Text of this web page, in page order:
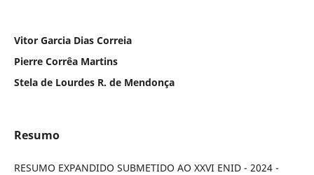
Vitor Garcia Dias Correia
Pierre Corrêa Martins
Stela de Lourdes R. de Mendonça
Resumo
RESUMO EXPANDIDO SUBMETIDO AO XXVI ENID - 2024 -